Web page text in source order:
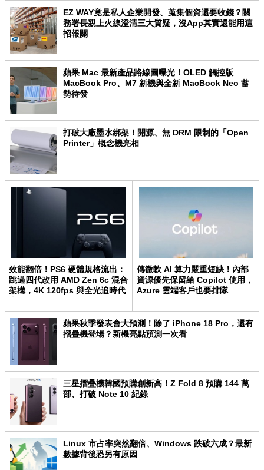
EZ WAY竟是私人企業開發、蒐集個資還要收錢？關
務署長親上火線澄清三大質疑，沒App其實還能用這
招報關
蘋果 Mac 最新產品路線圖曝光！OLED 觸控版
MacBook Pro、M7 新機與全新 MacBook Neo 蓄
勢待發
打破大廠墨水綁架！開源、無 DRM 限制的「Open
Printer」概念機亮相
效能翻倍！PS6 硬體規格流出：
跳過四代改用 AMD Zen 6c 混合
架構，4K 120fps 與全光追時代
傳微軟 AI 算力嚴重短缺！內部
資源優先保留給 Copilot 使用，
Azure 雲端客戶也要排隊
蘋果秋季發表會大預測！除了 iPhone 18 Pro，還有
摺疊機登場？新機亮點預測一次看
三星摺疊機韓國預購創新高！Z Fold 8 預購 144 萬
部、打破 Note 10 紀錄
Linux 市占率突然翻倍、Windows 跌破六成？最新
數據背後恐另有原因